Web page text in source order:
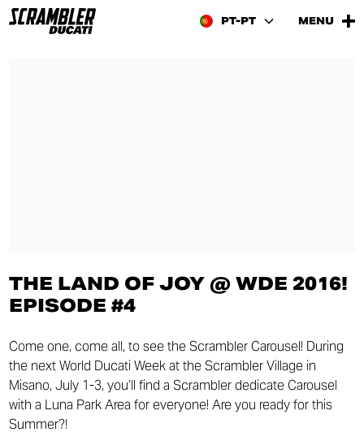
PT-PT MENU
THE LAND OF JOY @ WDE 2016!
EPISODE #4
Come one, come all, to see the Scrambler Carousel! During
the next World Ducati Week at the Scrambler Village in
Misano, July 1-3, you’ll find a Scrambler dedicate Carousel
with a Luna Park Area for everyone! Are you ready for this
Summer?!